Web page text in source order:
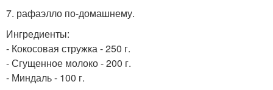
7. рафаэлло по-домашнему.
Ингредиенты:
- Кокосовая стружка - 250 г.
- Сгущенное молоко - 200 г.
- Миндаль - 100 г.